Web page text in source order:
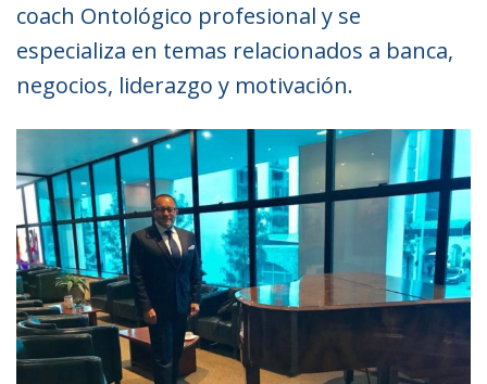
coach Ontológico profesional y se
especializa en temas relacionados a banca,
negocios, liderazgo y motivación.